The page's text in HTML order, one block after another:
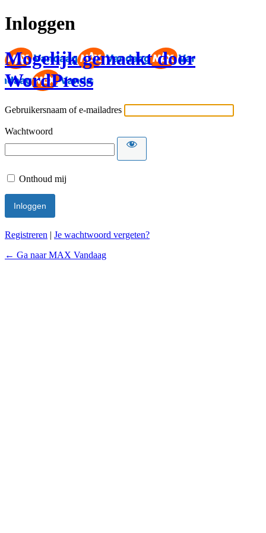
Inloggen
Mogelijk gemaakt door
WordPress
Gebruikersnaam of e-mailadres
Wachtwoord
Onthoud mij
Registreren | Je wachtwoord vergeten?
← Ga naar MAX Vandaag